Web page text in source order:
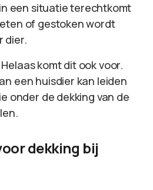
een situatie terechtkomt
of gestoken wordt
dier.
Helaas komt dit ook voor.
een huisdier kan leiden
onder de dekking van de
dekking bij